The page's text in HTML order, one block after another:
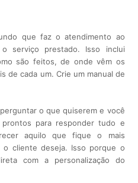
que faz o atendimento ao
serviço prestado. Isso inclui
são feitos, de onde vêm os
de cada um. Crie um manual de
o que quiserem e você
para responder tudo e
aquilo que fique o mais
o cliente deseja. Isso porque o
com a personalização do